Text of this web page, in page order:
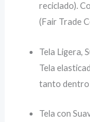
reciclado).
(Fair Trade
Tela Ligera,
Tela
tanto dentro
Tela con